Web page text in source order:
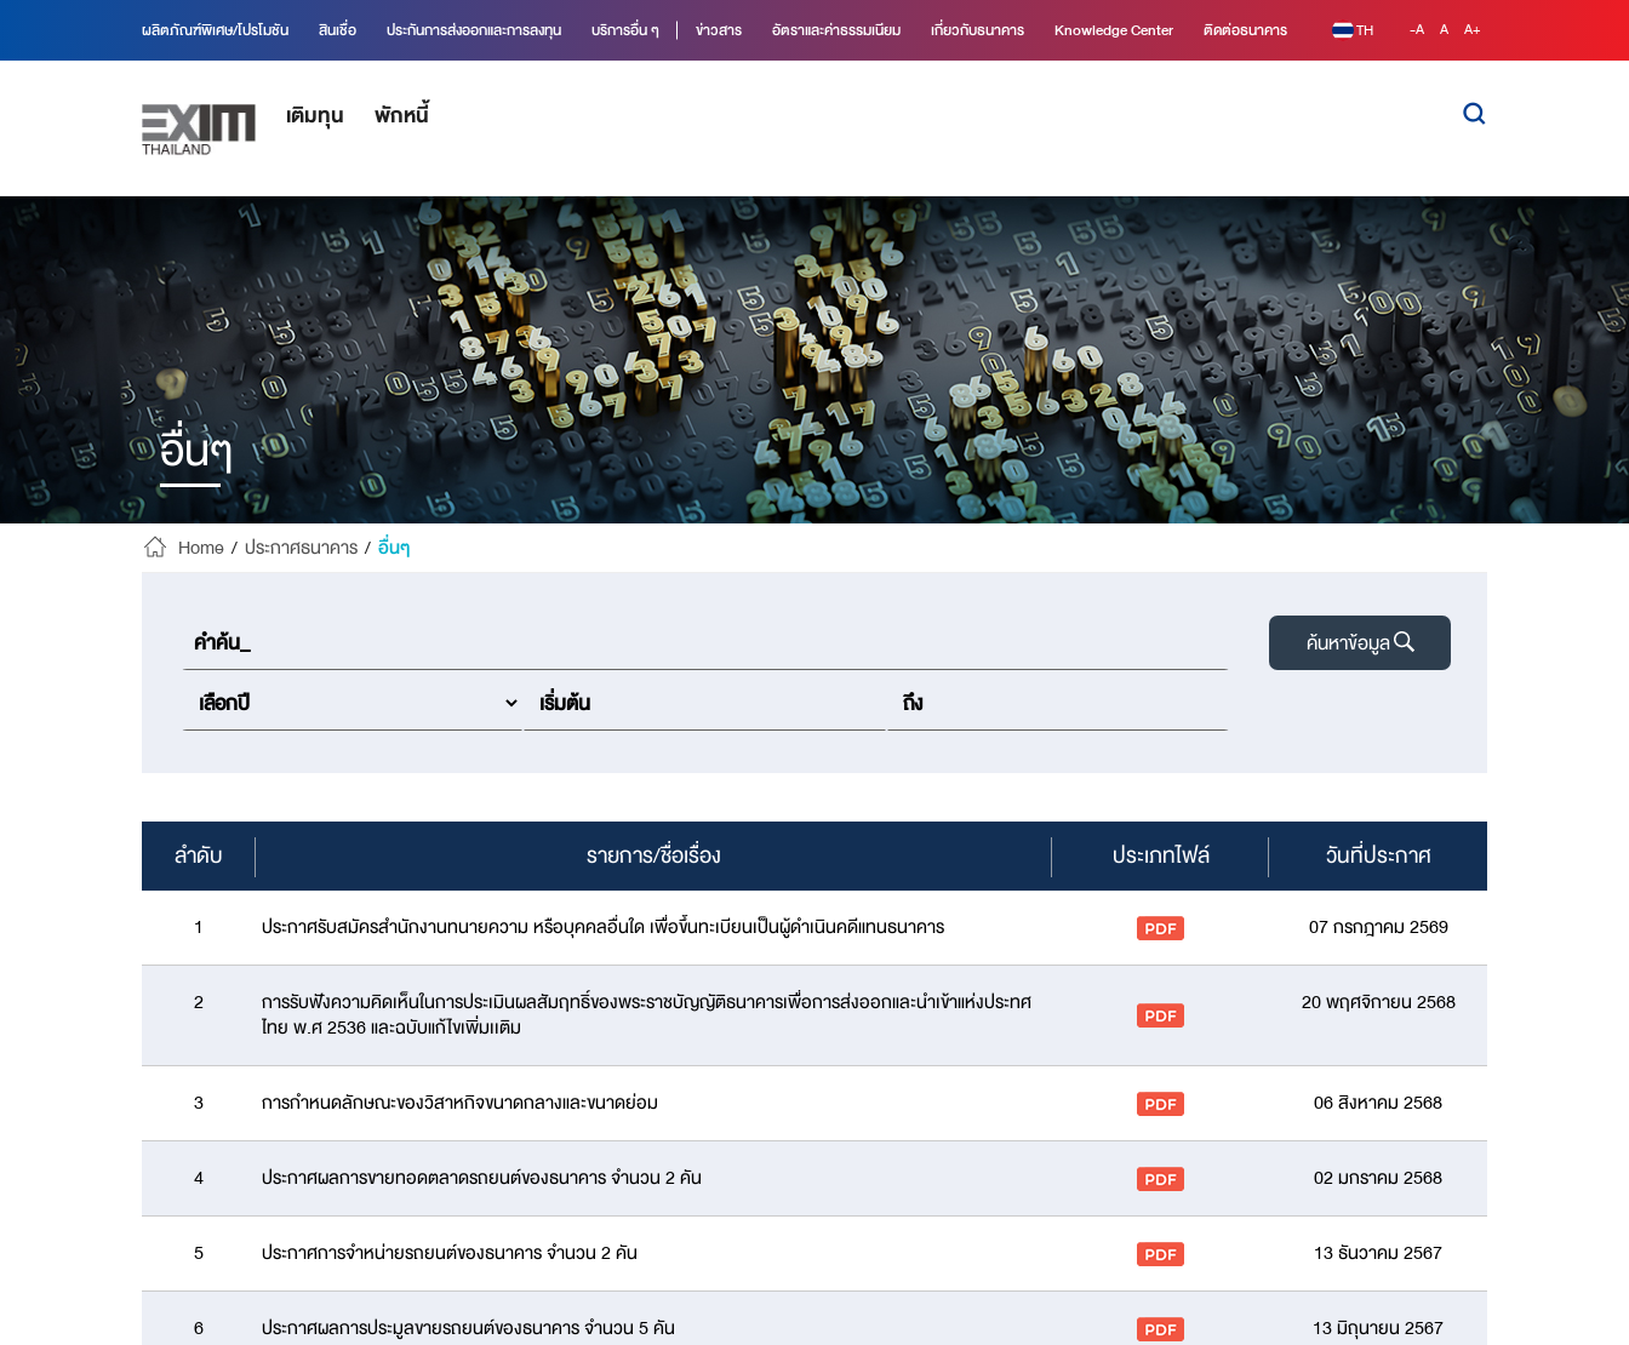
ผลิตภัณฑ์พิเศษ/โปรโมชัน สินเชื่อ ประกันการส่งออกและการลงทุน บริการอื่น ๆ ข่าวสาร อัตราและค่าธรรมเนียม เกี่ยวกับธนาคาร Knowledge Center ติดต่อธนาคาร TH -A A A+
เติมทุน พักหนี้
อื่นๆ
Home / ประกาศธนาคาร / อื่นๆ
ค้นหาข้อมูล
ลำดับ รายการ/ชื่อเรื่อง ประเภทไฟล์ วันที่ประกาศ
1 ประกาศรับสมัครสำนักงานทนายความ หรือบุคคลอื่นใด เพื่อขึ้นทะเบียนเป็นผู้ดำเนินคดีแทนธนาคาร 07 กรกฎาคม 2569
2
การรับฟังความคิดเห็นในการประเมินผลสัมฤทธิ์ของพระราชบัญญัติธนาคารเพื่อการส่งออกและนำเข้าแห่งประทศ
ไทย พ.ศ 2536 และฉบับแก้ไขเพิ่มเเติม
20 พฤศจิกายน 2568
3 การกำหนดลักษณะของวิสาหกิจขนาดกลางและขนาดย่อม 06 สิงหาคม 2568
4 ประกาศผลการขายทอดตลาดรถยนต์ของธนาคาร จำนวน 2 คัน 02 มกราคม 2568
5 ประกาศการจำหน่ายรถยนต์ของธนาคาร จำนวน 2 คัน 13 ธันวาคม 2567
6 ประกาศผลการประมูลขายรถยนต์ของธนาคาร จำนวน 5 คัน 13 มิถุนายน 2567